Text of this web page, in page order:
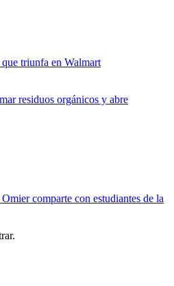
triunfa en Walmart
residuos orgánicos y abre
comparte con estudiantes de la